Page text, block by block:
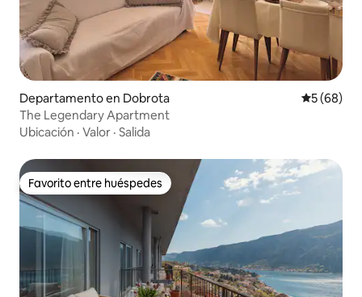
Departamento en Dobrota
5 (68)
The Legendary Apartment
Ubicación · Valor · Salida
Favorito entre huéspedes
Favorito entre huéspedes